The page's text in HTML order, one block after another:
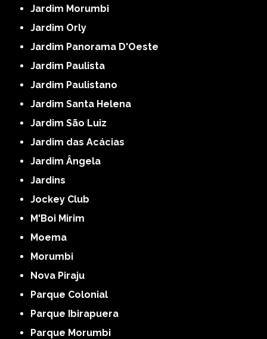
Jardim Morumbi
Jardim Orly
Jardim Panorama D'Oeste
Jardim Paulista
Jardim Paulistano
Jardim Santa Helena
Jardim São Luiz
Jardim das Acácias
Jardim Ângela
Jardins
Jockey Club
M'Boi Mirim
Moema
Morumbi
Nova Piraju
Parque Colonial
Parque Ibirapuera
Parque Morumbi